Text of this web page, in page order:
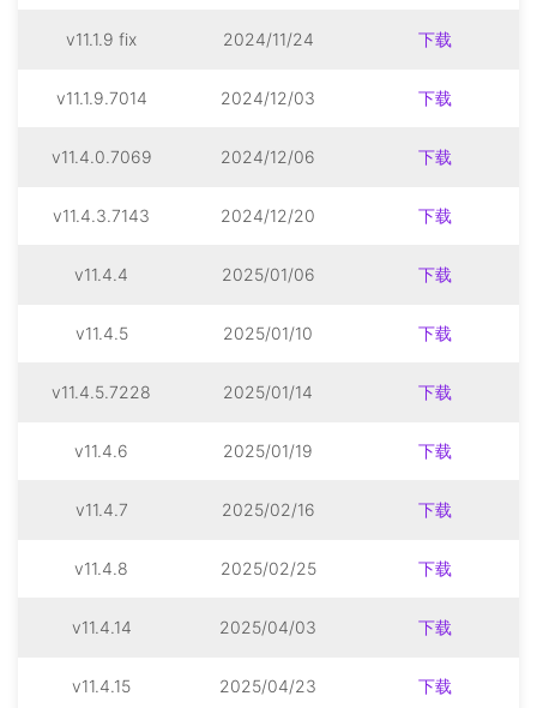
v11.1.9 fix 2024/11/24 下载
v11.1.9.7014 2024/12/03 下载
v11.4.0.7069 2024/12/06 下载
v11.4.3.7143 2024/12/20 下载
v11.4.4 2025/01/06 下载
v11.4.5 2025/01/10 下载
v11.4.5.7228 2025/01/14 下载
v11.4.6 2025/01/19 下载
v11.4.7 2025/02/16 下载
v11.4.8 2025/02/25 下载
v11.4.14 2025/04/03 下载
v11.4.15 2025/04/23 下载